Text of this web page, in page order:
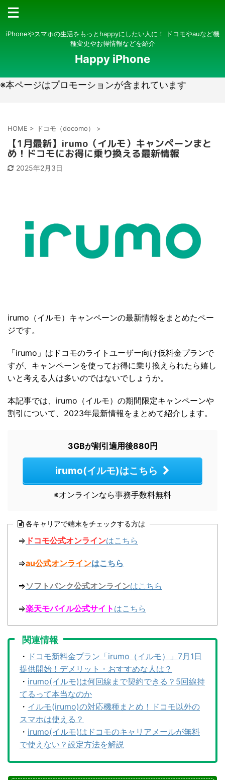
iPhoneやスマホの生活をもっとhappyにしたい人に！ ドコモやauなど機
種変更やお得情報などを紹介
Happy iPhone
※本ページはプロモーションが含まれています
HOME > ドコモ（docomo） >
【1月最新】irumo（イルモ）キャンペーンまと
め！ドコモにお得に乗り換える最新情報
2025年2月3日
irumo（イルモ）キャンペーンの最新情報をまとめたペー
ジです。
「irumo」はドコモのライトユーザー向け低料金プランで
すが、キャンペーンを使ってお得に乗り換えられたら嬉し
いと考える人は多いのではないでしょうか。
本記事では、irumo（イルモ）の期間限定キャンペーンや
割引について、2023年最新情報をまとめて紹介します。
3GBが割引適用後880円
irumo(イルモ)はこちら
※オンラインなら事務手数料無料
各キャリアで端末をチェックする方は
⇒ ドコモ公式オンラインはこちら
⇒au公式オンラインはこちら
⇒ソフトバンク公式オンラインはこちら
⇒楽天モバイル公式サイト はこちら
関連情報
・ ドコモ新料金プラン「irumo（イルモ）」7月1日
提供開始！デメリット・おすすめな人は？
・ irumo(イルモ)は何回線まで契約できる？5回線持
てるって本当なのか
・ イルモ(irumo)の対応機種まとめ！ドコモ以外の
スマホは使える？
・ irumo(イルモ)はドコモのキャリアメールが無料
で使えない？設定方法を解説